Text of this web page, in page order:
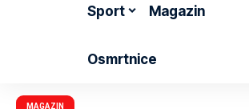
Sport Magazin
Osmrtnice
MAGAZIN